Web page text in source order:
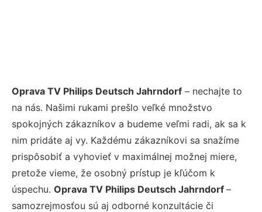
Oprava TV Philips Deutsch Jahrndorf – nechajte to
na nás. Našimi rukami prešlo veľké množstvo
spokojných zákazníkov a budeme veľmi radi, ak sa k
nim pridáte aj vy. Každému zákazníkovi sa snažíme
prispôsobiť a vyhovieť v maximálnej možnej miere,
pretože vieme, že osobný prístup je kľúčom k
úspechu. Oprava TV Philips Deutsch Jahrndorf –
samozrejmosťou sú aj odborné konzultácie či